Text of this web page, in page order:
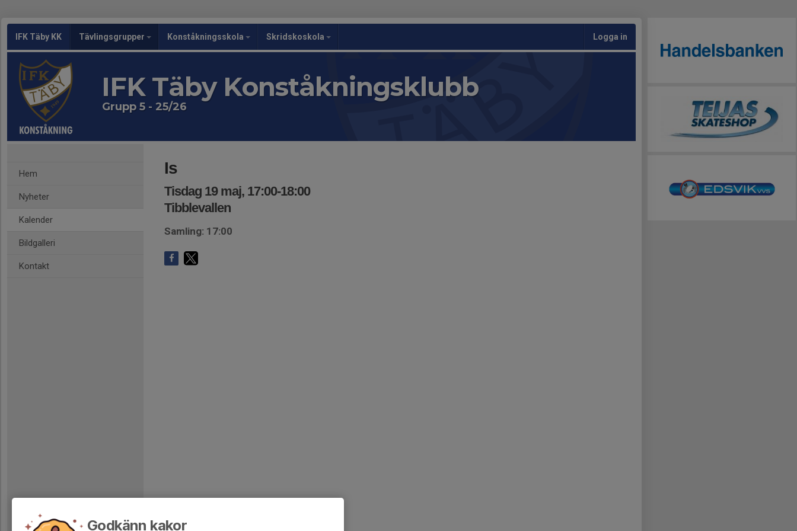
IFK Täby KK Tävlingsgrupper Konståkningsskola Skridskoskola Logga in
IFK Täby Konståkningsklubb
Grupp 5 - 25/26
Hem
Nyheter
Kalender
Bildgalleri
Kontakt
Is
Tisdag 19 maj, 17:00-18:00
Tibblevallen
Samling: 17:00
Godkänn kakor